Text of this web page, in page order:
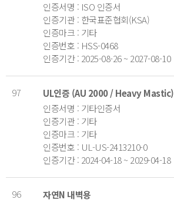
인증서명 : ISO 인증서
인증기관 : 한국표준협회(KSA)
인증마크 : 기타
인증번호 : HSS-0468
인증기간 : 2025-08-26 ~ 2027-08-10
97
UL인증 (AU 2000 / Heavy Mastic)
인증서명 : 기타인증서
인증기관 : 기타
인증마크 : 기타
인증번호 : UL-US-2413210-0
인증기간 : 2024-04-18 ~ 2029-04-18
96
자연N 내벽용